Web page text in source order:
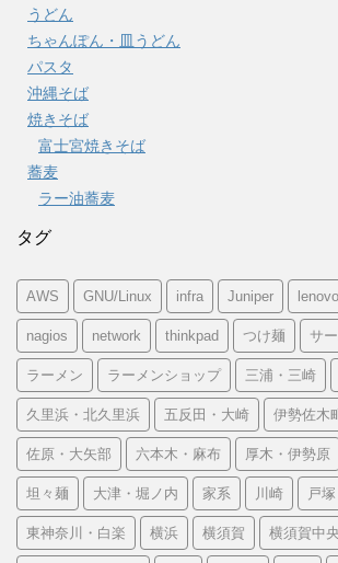
うどん
ちゃんぽん・皿うどん
パスタ
沖縄そば
焼きそば
富士宮焼きそば
蕎麦
ラー油蕎麦
タグ
AWS GNU/Linux infra Juniper lenovo
nagios network thinkpad つけ麺 サ
ラーメン ラーメンショップ 三浦・三崎
久里浜・北久里浜 五反田・大崎 伊勢佐木
佐原・大矢部 六本木・麻布 厚木・伊勢原
坦々麺 大津・堀ノ内 家系 川崎 戸塚
東神奈川・白楽 横浜 横須賀 横須賀中央